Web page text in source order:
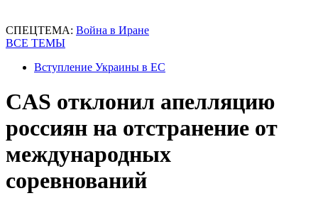
СПЕЦТЕМА: Война в Иране
ВСЕ ТЕМЫ
Вступление Украины в ЕС
CAS отклонил апелляцию
россиян на отстранение от
международных
соревнований